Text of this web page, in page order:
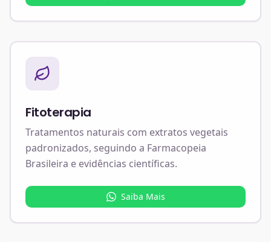
Fitoterapia
Tratamentos naturais com extratos vegetais
padronizados, seguindo a Farmacopeia
Brasileira e evidências científicas.
Saiba Mais